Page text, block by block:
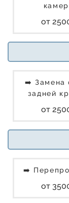
от
➡️ Замена
задней
от
➡️
от